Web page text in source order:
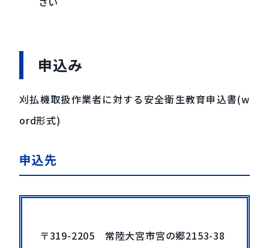
申込み
刈払機取扱作業者に対する安全衛生教育申込書(w
ord形式)
申込先
〒319-2205 常陸大宮市宮の郷2153-38